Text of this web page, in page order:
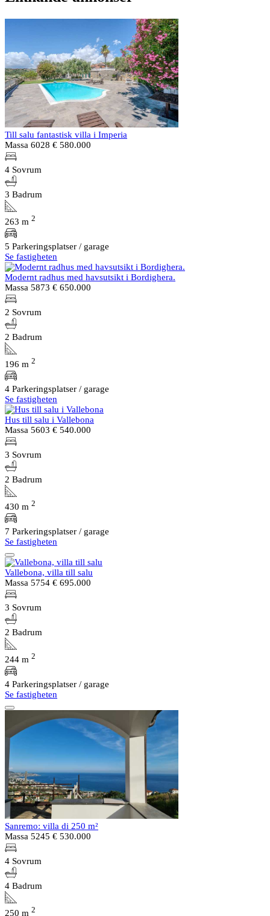
Till salu fantastisk villa i Imperia
Massa 6028 € 580.000
4 Sovrum
3 Badrum
263 m 2
5 Parkeringsplatser / garage
Se fastigheten
Modernt radhus med havsutsikt i Bordighera.
Massa 5873 € 650.000
2 Sovrum
2 Badrum
196 m 2
4 Parkeringsplatser / garage
Se fastigheten
Hus till salu i Vallebona
Massa 5603 € 540.000
3 Sovrum
2 Badrum
430 m 2
7 Parkeringsplatser / garage
Se fastigheten
Vallebona, villa till salu
Massa 5754 € 695.000
3 Sovrum
2 Badrum
244 m 2
4 Parkeringsplatser / garage
Se fastigheten
Sanremo: villa di 250 m²
Massa 5245 € 530.000
4 Sovrum
4 Badrum
250 m 2